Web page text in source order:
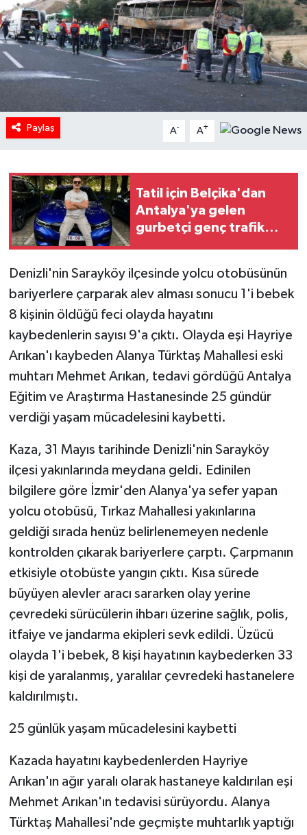
Paylaş A- A+
Tatil için Belçika'dan
Antalya'ya gelen
gurbetçi genç trafik
Denizli'nin Sarayköy ilçesinde yolcu otobüsünün
bariyerlere çarparak alev alması sonucu 1'i bebek
8 kişinin öldüğü feci olayda hayatını
kaybedenlerin sayısı 9'a çıktı. Olayda eşi Hayriye
Arıkan'ı kaybeden Alanya Türktaş Mahallesi eski
muhtarı Mehmet Arıkan, tedavi gördüğü Antalya
Eğitim ve Araştırma Hastanesinde 25 gündür
verdiği yaşam mücadelesini kaybetti.
Kaza, 31 Mayıs tarihinde Denizli'nin Sarayköy
ilçesi yakınlarında meydana geldi. Edinilen
bilgilere göre İzmir'den Alanya'ya sefer yapan
yolcu otobüsü, Tırkaz Mahallesi yakınlarına
geldiği sırada henüz belirlenemeyen nedenle
kontrolden çıkarak bariyerlere çarptı. Çarpmanın
etkisiyle otobüste yangın çıktı. Kısa sürede
büyüyen alevler aracı sararken olay yerine
çevredeki sürücülerin ihbarı üzerine sağlık, polis,
itfaiye ve jandarma ekipleri sevk edildi. Üzücü
olayda 1'i bebek, 8 kişi hayatının kaybederken 33
kişi de yaralanmış, yaralılar çevredeki hastanelere
kaldırılmıştı.
25 günlük yaşam mücadelesini kaybetti
Kazada hayatını kaybedenlerden Hayriye
Arıkan'ın ağır yaralı olarak hastaneye kaldırılan eşi
Mehmet Arıkan'ın tedavisi sürüyordu. Alanya
Türktaş Mahallesi'nde geçmişte muhtarlık yaptığı
Oyun
POLİTİKA
RESMİ İLANLAR
SAĞLIK
Tarihi Yapılarımız
Teknoloji
Yerel
Künye